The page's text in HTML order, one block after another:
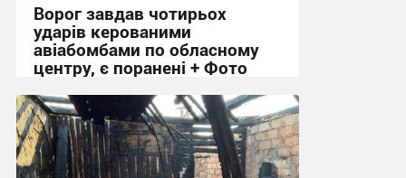
Ворог завдав чотирьох
ударів керованими
авіабомбами по обласному
центру, є поранені + Фото
09:18 сьогодні